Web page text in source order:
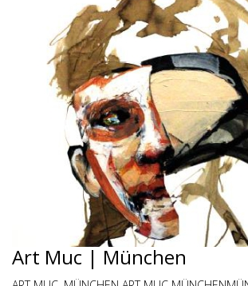
Art Muc | München